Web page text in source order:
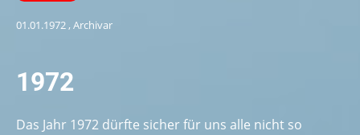
01.01.1972, Archivar
1972
Das Jahr 1972 dürfte sicher für uns alle nicht so